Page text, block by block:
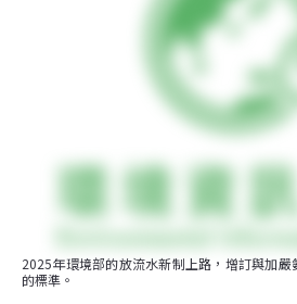
2025年環境部的放流水新制上路，增訂與加
的標準。